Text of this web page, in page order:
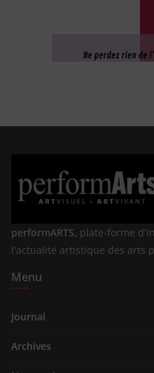
performARTS, plate-forme
l'actualité artistique des arts
Menu
Journal
Archives